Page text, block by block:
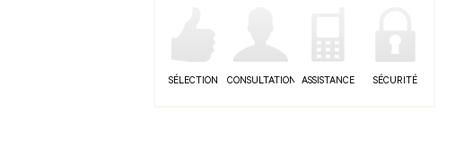
SÉLECTION CONSULTATION ASSISTANCE SÉCURITÉ